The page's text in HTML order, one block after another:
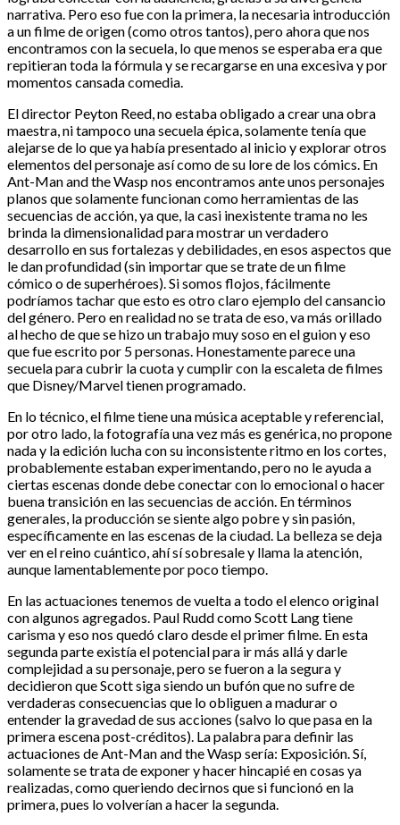
narrativa. Pero eso fue con la primera, la necesaria introducción
a un filme de origen (como otros tantos), pero ahora que nos
encontramos con la secuela, lo que menos se esperaba era que
repitieran toda la fórmula y se recargarse en una excesiva y por
momentos cansada comedia.
El director Peyton Reed, no estaba obligado a crear una obra
maestra, ni tampoco una secuela épica, solamente tenía que
alejarse de lo que ya había presentado al inicio y explorar otros
elementos del personaje así como de su lore de los cómics. En
Ant-Man and the Wasp nos encontramos ante unos personajes
planos que solamente funcionan como herramientas de las
secuencias de acción, ya que, la casi inexistente trama no les
brinda la dimensionalidad para mostrar un verdadero
desarrollo en sus fortalezas y debilidades, en esos aspectos que
le dan profundidad (sin importar que se trate de un filme
cómico o de superhéroes). Si somos flojos, fácilmente
podríamos tachar que esto es otro claro ejemplo del cansancio
del género. Pero en realidad no se trata de eso, va más orillado
al hecho de que se hizo un trabajo muy soso en el guion y eso
que fue escrito por 5 personas. Honestamente parece una
secuela para cubrir la cuota y cumplir con la escaleta de filmes
que Disney/Marvel tienen programado.
En lo técnico, el filme tiene una música aceptable y referencial,
por otro lado, la fotografía una vez más es genérica, no propone
nada y la edición lucha con su inconsistente ritmo en los cortes,
probablemente estaban experimentando, pero no le ayuda a
ciertas escenas donde debe conectar con lo emocional o hacer
buena transición en las secuencias de acción. En términos
generales, la producción se siente algo pobre y sin pasión,
específicamente en las escenas de la ciudad. La belleza se deja
ver en el reino cuántico, ahí sí sobresale y llama la atención,
aunque lamentablemente por poco tiempo.
En las actuaciones tenemos de vuelta a todo el elenco original
con algunos agregados. Paul Rudd como Scott Lang tiene
carisma y eso nos quedó claro desde el primer filme. En esta
segunda parte existía el potencial para ir más allá y darle
complejidad a su personaje, pero se fueron a la segura y
decidieron que Scott siga siendo un bufón que no sufre de
verdaderas consecuencias que lo obliguen a madurar o
entender la gravedad de sus acciones (salvo lo que pasa en la
primera escena post-créditos). La palabra para definir las
actuaciones de Ant-Man and the Wasp sería: Exposición. Sí,
solamente se trata de exponer y hacer hincapié en cosas ya
realizadas, como queriendo decirnos que si funcionó en la
primera, pues lo volverían a hacer la segunda.